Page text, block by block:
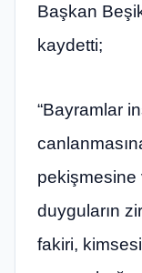
Başkan
kaydetti;
“Bayramlar
pekişmesine
duyguların
fakiri,